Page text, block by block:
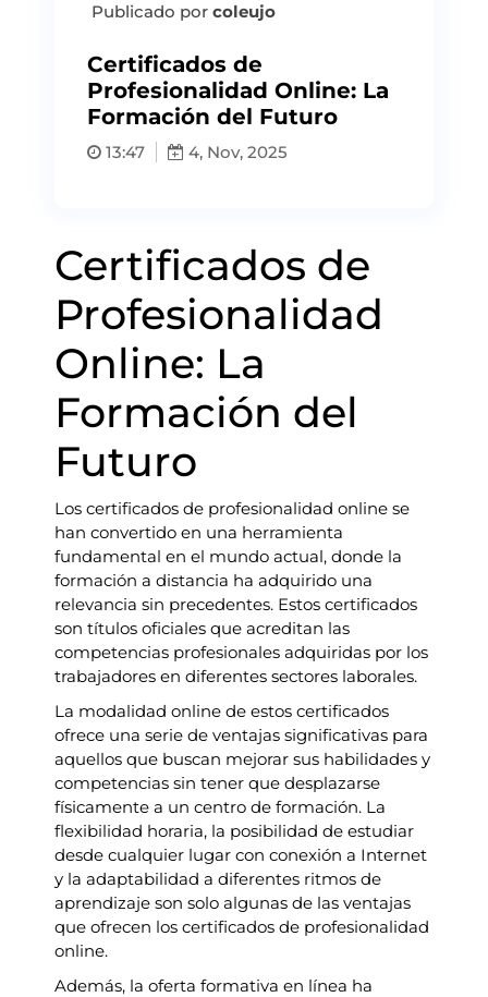
Publicado por coleujo
Certificados de
Profesionalidad Online: La
Formación del Futuro
13:47 4, Nov, 2025
Certificados de
Profesionalidad
Online: La
Formación del
Futuro
Los certificados de profesionalidad online se
han convertido en una herramienta
fundamental en el mundo actual, donde la
formación a distancia ha adquirido una
relevancia sin precedentes. Estos certificados
son títulos oficiales que acreditan las
competencias profesionales adquiridas por los
trabajadores en diferentes sectores laborales.
La modalidad online de estos certificados
ofrece una serie de ventajas significativas para
aquellos que buscan mejorar sus habilidades y
competencias sin tener que desplazarse
físicamente a un centro de formación. La
flexibilidad horaria, la posibilidad de estudiar
desde cualquier lugar con conexión a Internet
y la adaptabilidad a diferentes ritmos de
aprendizaje son solo algunas de las ventajas
que ofrecen los certificados de profesionalidad
online.
Además, la oferta formativa en línea ha